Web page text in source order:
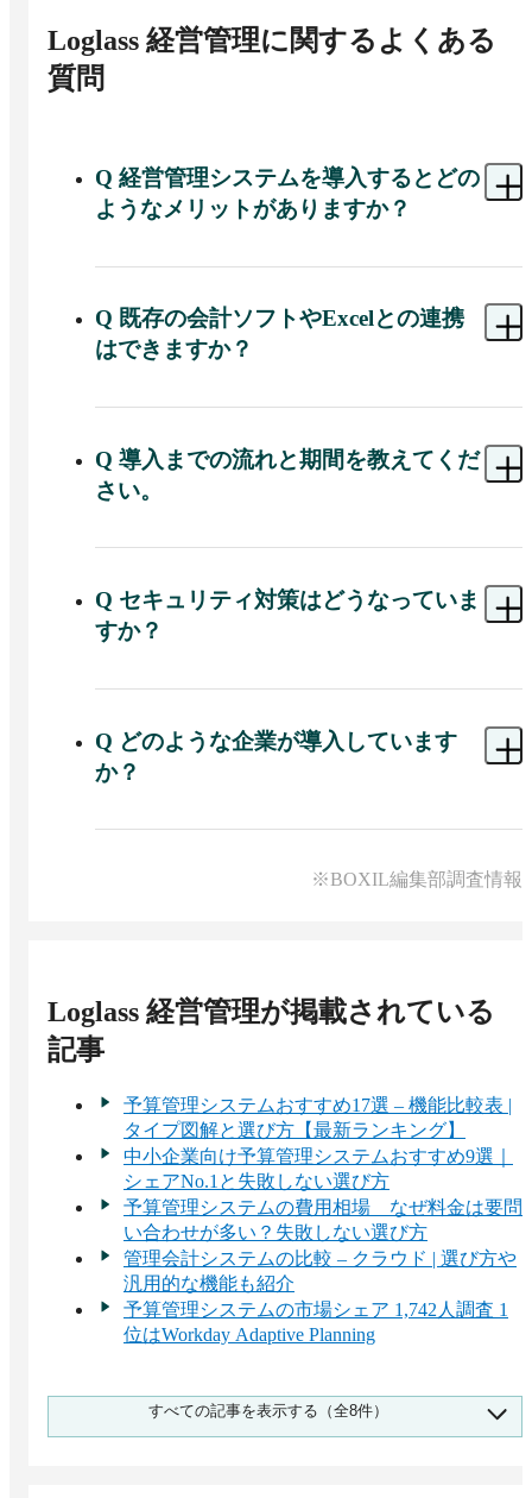
Loglass 経営管理に関するよくある
質問
Q 経営管理システムを導入するとどの
ようなメリットがありますか？
A Loglass 経営管理を導入すると、予算・見込・実
に削減し、経営判断のスピードと精度を高めるこ
とができます。実際に、データ収集時間を最大
85%削減した実績があり、経営会議資料の作成を2
や会計ソフトのデータをそのまま統合してデータ
ータを可視化。配賦やドリルダウン分析もノーコ
ードで完結するため、経営企画チームが本来注力
Q 既存の会計ソフトやExcelとの連携
はできますか？
A はい、主要な会計ソフトおよびExcelとの連携に
行、SAP、freee、弥生、OBIC7など幅広い会計ソ
フトからの実績データ取り込みに対応していま
す。Excelで管理している予算・見込データも、フ
ベース化できるため、既存の運用を大きく変える
Q 導入までの流れと期間を教えてくだ
さい。
A 最短約1カ月で運用を開始できます。専任のカス
理業務に合わせた設定（勘定科目体系・配賦ルー
ル・組織構造など）を一緒に構築します。導入後
も有人チャットサポート、サポートサイト、高度
Q セキュリティ対策はどうなっていま
すか？
A 経営データという機密性の高い情報を扱うた
証基盤には「Auth0」を採用し、多要素認証
（MFA）に対応。エンタープライズプランでは
Googleアカウント等によるシングルサインオン
の自動検知・警告機能も備えており、安心してご
Q どのような企業が導入しています
か？
A KDDI、関西電力、GMOインターネットグルー
代表する大企業から成長企業まで幅広くご導入い
ITreview Grid Award 予算管理システム部門では最
高位LEADERを8期連続受賞。
度な分析を必要とする企業にご活用いただいてい
ます。
※1 株式会社富士キメラ総研「ソフトウェアビジ
ネス新市場 2024年版」経営管理SaaS市場 ベンダー
シェア（パッケージ） ※2 2025年12月時点。過去
12カ月の月次継続率平均
※BOXIL編集部調査情報
Loglass 経営管理が掲載されている
記事
予算管理システムおすすめ17選 – 機能比較表 |
タイプ図解と選び方【最新ランキング】
中小企業向け予算管理システムおすすめ9選｜
シェアNo.1と失敗しない選び方
予算管理システムの費用相場 なぜ料金は要問
い合わせが多い？失敗しない選び方
管理会計システムの比較 – クラウド | 選び方や
汎用的な機能も紹介
予算管理システムの市場シェア 1,742人調査 1
位はWorkday Adaptive Planning
経営管理システムおすすめ比較25選！予算管理
や予実管理に使えるツールの選び方
すべての記事を表示する（全8件）